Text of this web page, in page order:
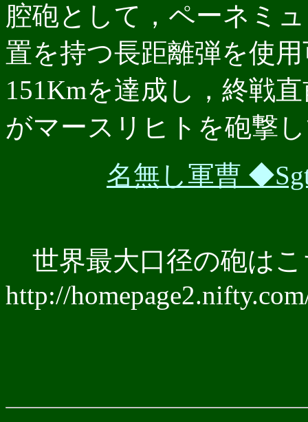
腔砲として，ペーネミ
置を持つ長距離弾を使
151Kmを達成し，終戦
がマースリヒトを砲撃
名無し軍曹
世界最大口径の砲はこ
http://